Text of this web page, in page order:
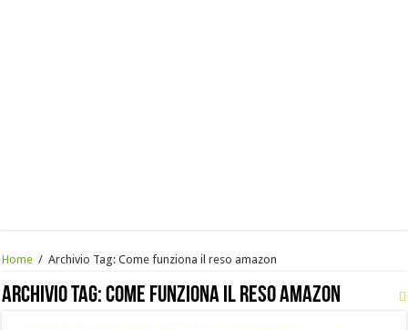
Home / Archivio Tag:Come funziona il reso amazon
Archivio Tag:Come funziona il reso amazon